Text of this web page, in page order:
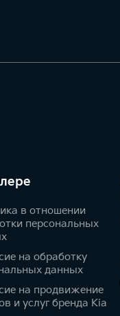
в отношении
персональных
на обработку
данных
на продвижение
и услуг бренда Kia